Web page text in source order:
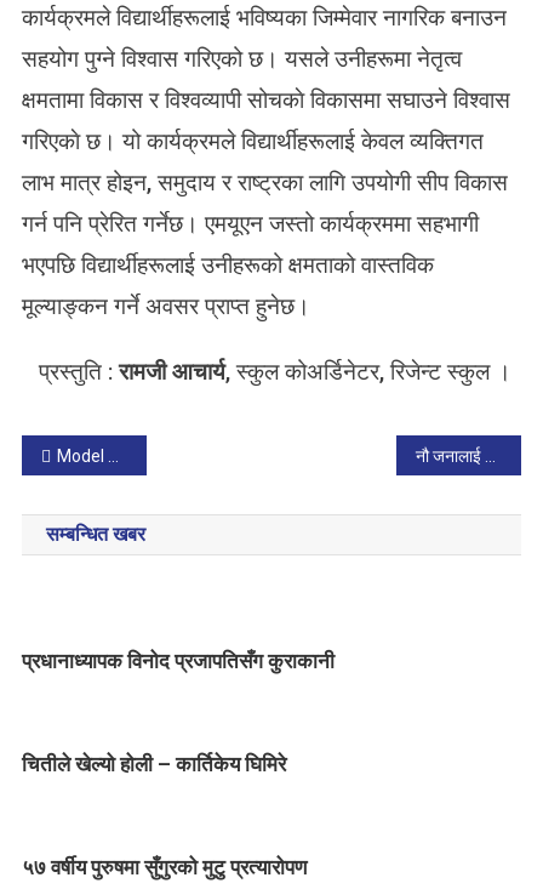
कार्यक्रमले विद्यार्थीहरूलाई भविष्यका जिम्मेवार नागरिक बनाउन
सहयोग पुग्ने विश्वास गरिएको छ। यसले उनीहरूमा नेतृत्व
क्षमतामा विकास र विश्वव्यापी सोचकाे विकासमा सघाउने विश्वास
गरिएकाे छ। यो कार्यक्रमले विद्यार्थीहरूलाई केवल व्यक्तिगत
लाभ मात्र होइन, समुदाय र राष्ट्रका लागि उपयोगी सीप विकास
गर्न पनि प्रेरित गर्नेछ। एमयूएन जस्तो कार्यक्रममा सहभागी
भएपछि विद्यार्थीहरूलाई उनीहरूको क्षमताको वास्तविक
मूल्याङ्कन गर्ने अवसर प्राप्त हुनेछ।
प्रस्तुति :रामजी आचार्य, स्कुल कोअर्डिनेटर, रिजेन्ट स्कुल ।
P
o
s
n
v
Model United Nations [MUN] at Regent Residential School
सम्बन्धित खबर
प्रधानाध्यापक विनोद प्रजापतिसँग कुराकानी
चितीले खेल्यो होली – कार्तिकेय घिमिरे
५७ वर्षीय पुरुषमा सुँगुरको मुटु प्रत्यारोपण